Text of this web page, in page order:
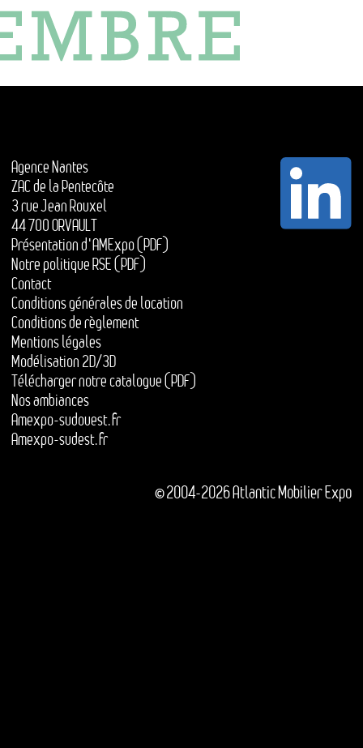
Agence Nantes
ZAC de la Pentecôte
3 rue Jean Rouxel
44 700 ORVAULT
Présentation d'AMExpo (PDF)
Notre politique RSE (PDF)
Contact
Conditions générales de location
Conditions de règlement
Mentions légales
Modélisation 2D/3D
Télécharger notre catalogue (PDF)
Nos ambiances
Amexpo-sudouest.fr
Amexpo-sudest.fr
© 2004-2026 Atlantic Mobilier Expo